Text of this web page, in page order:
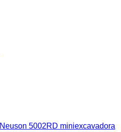
Neuson 5002RD miniexcavadora